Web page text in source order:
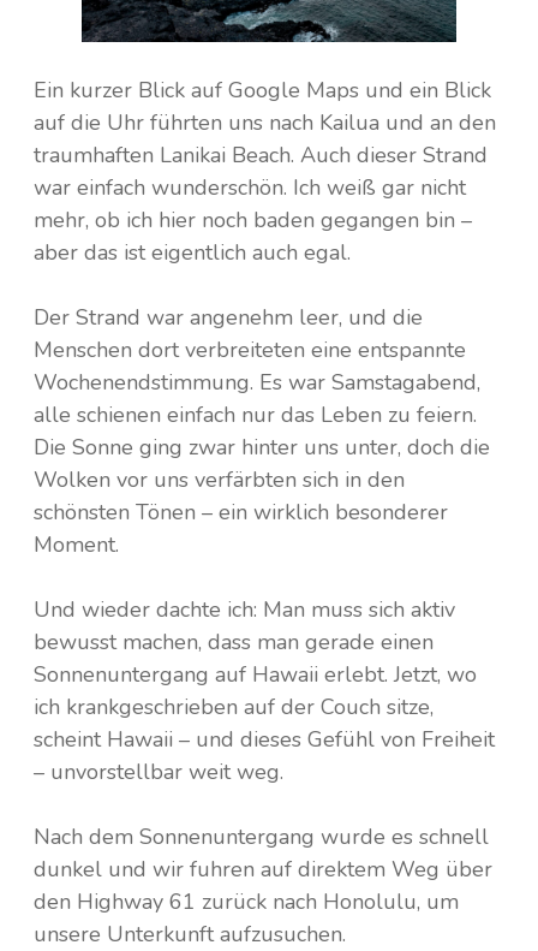
Ein kurzer Blick auf Google Maps und ein Blick
auf die Uhr führten uns nach Kailua und an den
traumhaften Lanikai Beach. Auch dieser Strand
war einfach wunderschön. Ich weiß gar nicht
mehr, ob ich hier noch baden gegangen bin –
aber das ist eigentlich auch egal.
Der Strand war angenehm leer, und die
Menschen dort verbreiteten eine entspannte
Wochenendstimmung. Es war Samstagabend,
alle schienen einfach nur das Leben zu feiern.
Die Sonne ging zwar hinter uns unter, doch die
Wolken vor uns verfärbten sich in den
schönsten Tönen – ein wirklich besonderer
Moment.
Und wieder dachte ich: Man muss sich aktiv
bewusst machen, dass man gerade einen
Sonnenuntergang auf Hawaii erlebt. Jetzt, wo
ich krankgeschrieben auf der Couch sitze,
scheint Hawaii – und dieses Gefühl von Freiheit
– unvorstellbar weit weg.
Nach dem Sonnenuntergang wurde es schnell
dunkel und wir fuhren auf direktem Weg über
den Highway 61 zurück nach Honolulu, um
unsere Unterkunft aufzusuchen.